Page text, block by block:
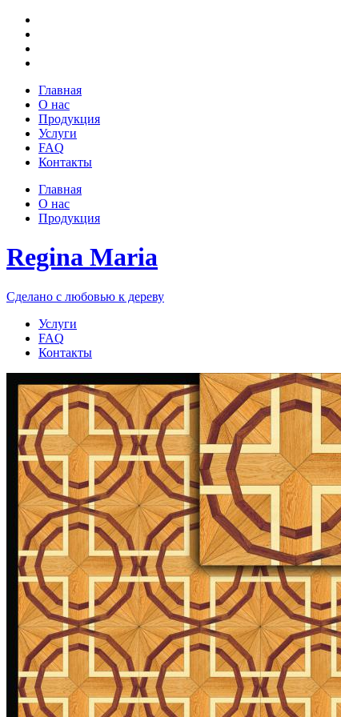
Главная
О нас
Продукция
Услуги
FAQ
Контакты
Главная
О нас
Продукция
Regina Maria
Сделано с любовью к дереву
Услуги
FAQ
Контакты